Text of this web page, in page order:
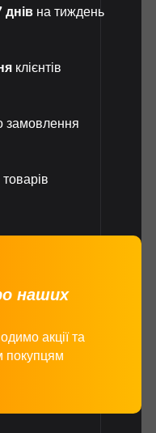
днів на тиждень
клієнтів
замовлення
товарів
наших
акції та
покупцям